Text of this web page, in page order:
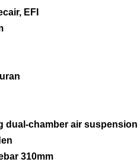
EFI
dual-chamber air suspension
310mm